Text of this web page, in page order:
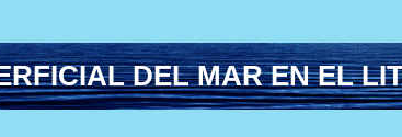
DEL MAR EN EL